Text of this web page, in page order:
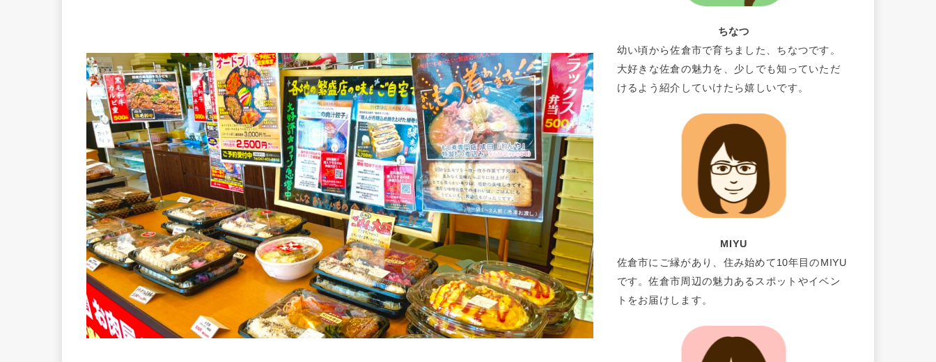
ちなつ
幼い頃から佐倉市で育ちました、ちなつです。
大好きな佐倉の魅力を、少しでも知っていただ
けるよう紹介していけたら嬉しいです。
MIYU
佐倉市にご縁があり、住み始めて10年目のMIYU
です。佐倉市周辺の魅力あるスポットやイベン
トをお届けします。